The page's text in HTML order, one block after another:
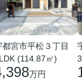
都宮市平松３丁目
(114.87㎡)
万円